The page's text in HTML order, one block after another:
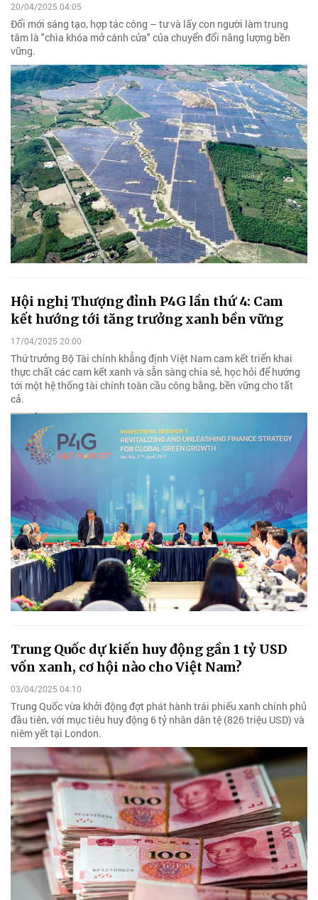
20/04/2025 04:05
Đổi mới sáng tạo, hợp tác công – tư và lấy con người làm trung
tâm là "chìa khóa mở cánh cửa" của chuyển đổi năng lượng bền
vững.
Hội nghị Thượng đỉnh P4G lần thứ 4: Cam
kết hướng tới tăng trưởng xanh bền vững
17/04/2025 20:00
Thứ trưởng Bộ Tài chính khẳng định Việt Nam cam kết triển khai
thực chất các cam kết xanh và sẵn sàng chia sẻ, học hỏi để hướng
tới một hệ thống tài chính toàn cầu công bằng, bền vững cho tất
cả.
Trung Quốc dự kiến huy động gần 1 tỷ USD
vốn xanh, cơ hội nào cho Việt Nam?
03/04/2025 04:10
Trung Quốc vừa khởi động đợt phát hành trái phiếu xanh chính phủ
đầu tiên, với mục tiêu huy động 6 tỷ nhân dân tệ (826 triệu USD) và
niêm yết tại London.